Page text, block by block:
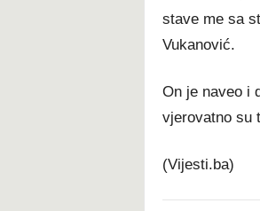
stave me sa
Vukanović.
On je naveo i
vjerovatno su
(Vijesti.ba)